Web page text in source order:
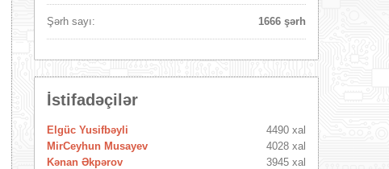
Şərh sayı: 1666 şərh
İstifadəçilər
Elgüc Yusifbəyli
4490 xal
MirCeyhun Musayev
4028 xal
Kənan Əkpərov
3945 xal